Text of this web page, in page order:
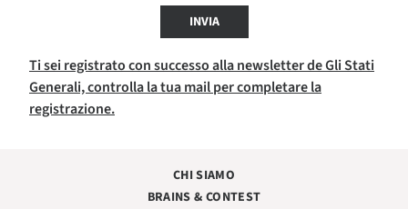
INVIA
Ti sei registrato con successo alla newsletter de Gli Stati
Generali, controlla la tua mail per completare la
registrazione.
CHI SIAMO
BRAINS & CONTEST